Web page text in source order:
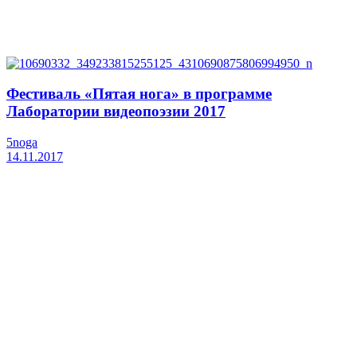
Фестиваль «Пятая нога» в программе
Лаборатории видеопоэзии 2017
5noga
14.11.2017